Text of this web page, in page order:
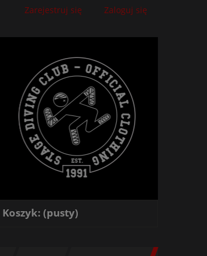
Zarejestruj się Zaloguj się
Koszyk: (pusty)